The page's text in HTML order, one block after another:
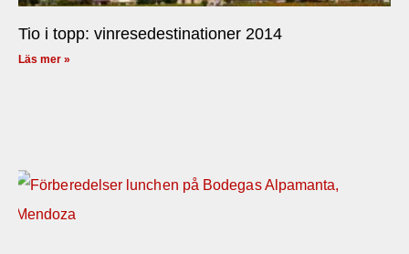
Tio i topp: vinresedestinationer 2014
Läs mer »